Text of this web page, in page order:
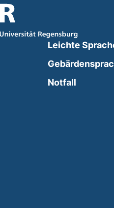
in a new window)
Leichte
Notfall